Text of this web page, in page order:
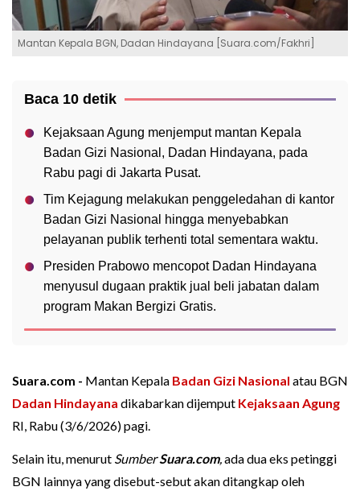
Mantan Kepala BGN, Dadan Hindayana [Suara.com/Fakhri]
Baca 10 detik
Kejaksaan Agung menjemput mantan Kepala
Badan Gizi Nasional, Dadan Hindayana, pada
Rabu pagi di Jakarta Pusat.
Tim Kejagung melakukan penggeledahan di kantor
Badan Gizi Nasional hingga menyebabkan
pelayanan publik terhenti total sementara waktu.
Presiden Prabowo mencopot Dadan Hindayana
menyusul dugaan praktik jual beli jabatan dalam
program Makan Bergizi Gratis.
Suara.com - Mantan Kepala Badan Gizi Nasional atau BGN
Dadan Hindayana dikabarkan dijemput Kejaksaan Agung
RI, Rabu (3/6/2026) pagi.
Selain itu, menurut SumberSuara.com,ada dua eks petinggi
BGN lainnya yang disebut-sebut akan ditangkap oleh